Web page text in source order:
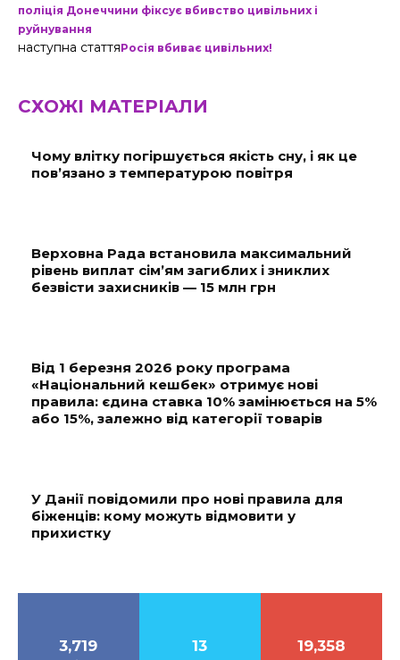
поліція Донеччини фіксує вбивство цивільних і
руйнування
наступна статтяРосія вбиває цивільних!
СХОЖІ МАТЕРІАЛИ
Чому влітку погіршується якість сну, і як це
пов’язано з температурою повітря
Верховна Рада встановила максимальний
рівень виплат сім’ям загиблих і зниклих
безвісти захисників — 15 млн грн
Від 1 березня 2026 року програма
«Національний кешбек» отримує нові
правила: єдина ставка 10% замінюється на 5%
або 15%, залежно від категорії товарів
У Данії повідомили про нові правила для
біженців: кому можуть відмовити у
прихистку
3,719 13 19,358